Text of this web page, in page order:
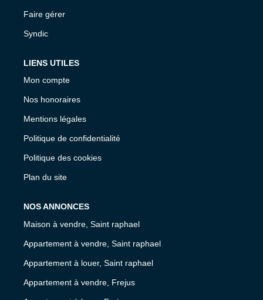
Faire gérer
Syndic
LIENS UTILES
Mon compte
Nos honoraires
Mentions légales
Politique de confidentialité
Politique des cookies
Plan du site
NOS ANNONCES
Maison à vendre, Saint raphael
Appartement à vendre, Saint raphael
Appartement à louer, Saint raphael
Appartement à vendre, Frejus